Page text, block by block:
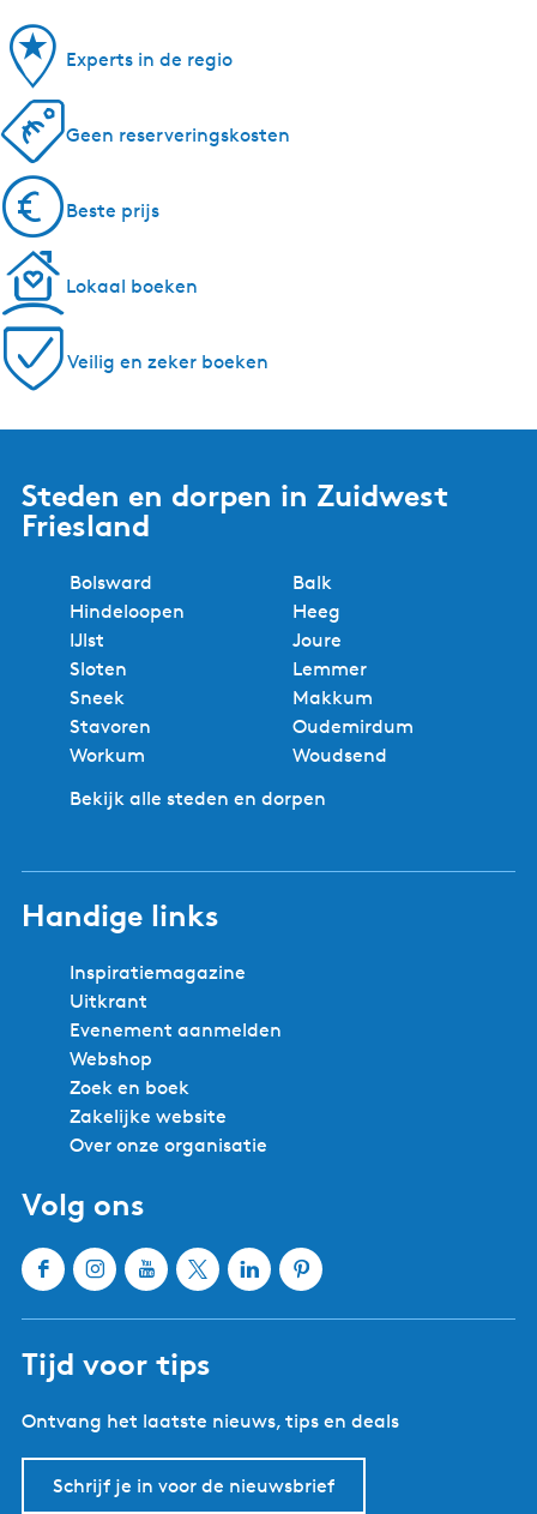
Experts in de regio
Geen reserveringskosten
Beste prijs
Lokaal boeken
Veilig en zeker boeken
Steden en dorpen in Zuidwest
Friesland
Bolsward
Balk
Hindeloopen
Heeg
IJlst
Joure
Sloten
Lemmer
Sneek
Makkum
Stavoren
Oudemirdum
Workum
Woudsend
Bekijk alle steden en dorpen
Handige links
Inspiratiemagazine
Uitkrant
Evenement aanmelden
Webshop
Zoek en boek
Zakelijke website
Over onze organisatie
Volg ons
F
e
o
o
I
t
g
r
a
Y
T
b
e
W
X
t
r
l
a
L
d
I
n
P
r
e
s
Tijd voor tips
Ontvang het laatste nieuws, tips en deals
Schrijf je in voor de nieuwsbrief